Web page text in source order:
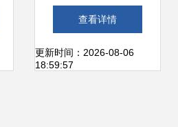
访牡丹集团 探索数
字内容制作服务的
查看详情
更新时间：2026-08-06
18:59:57